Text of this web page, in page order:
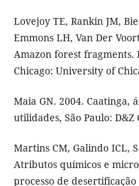
Lovejoy TE, Rankin JM,
Emmons LH, Van Der
Amazon forest fragments.
Chicago: University of
Maia GN. 2004. Caatinga,
utilidades, São Paulo: D&Z
Martins CM, Galindo ICL,
Atributos químicos e
processo de